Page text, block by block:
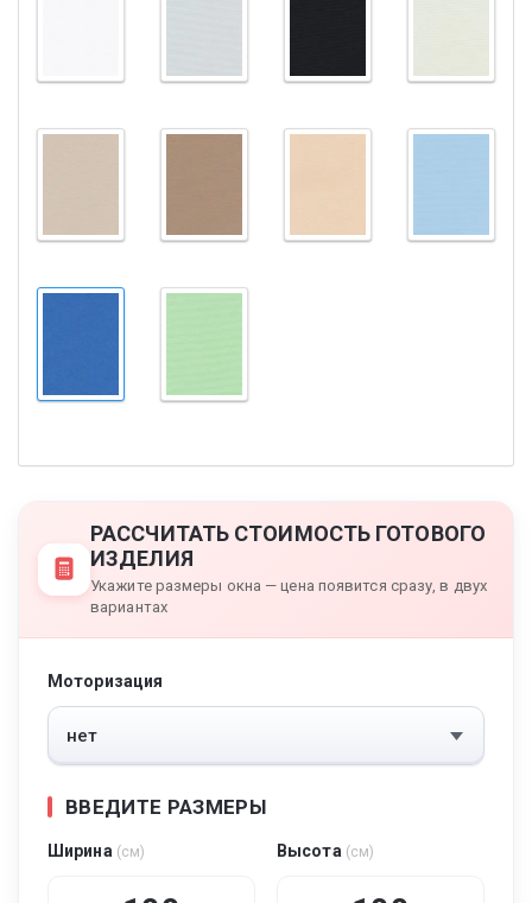
РАССЧИТАТЬ СТОИМОСТЬ ГОТОВОГО
ИЗДЕЛИЯ
Укажите размеры окна — цена появится сразу, в двух
вариантах
Моторизация
ВВЕДИТЕ РАЗМЕРЫ
Ширина (см) Высота (см)